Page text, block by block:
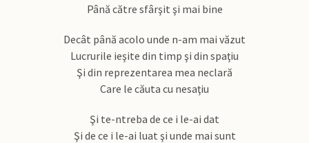
Până către sfârşit şi mai bine
Decât până acolo unde n-am mai văzut
Lucrurile ieşite din timp şi din spaţiu
Şi din reprezentarea mea neclară
Care le căuta cu nesaţiu
Şi te-ntreba de ce i le-ai dat
Şi de ce i le-ai luat şi unde mai sunt